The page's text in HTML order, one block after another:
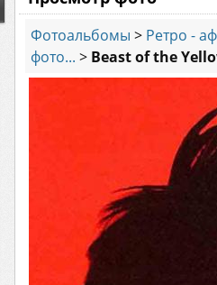
Фотоальбомы > Ретро -
фото... > Beast of the